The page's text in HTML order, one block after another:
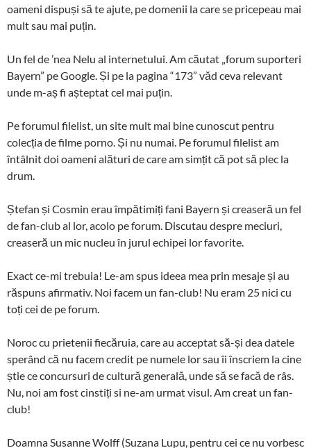
oameni dispuși să te ajute, pe domenii la care se pricepeau mai
mult sau mai puțin.
Un fel de ’nea Nelu al internetului. Am căutat „forum suporteri
Bayern” pe Google. Și pe la pagina “173” văd ceva relevant
unde m-aș fi așteptat cel mai puțin.
Pe forumul filelist, un site mult mai bine cunoscut pentru
colecția de filme porno. Și nu numai. Pe forumul filelist am
întâlnit doi oameni alături de care am simțit că pot să plec la
drum.
Ștefan și Cosmin erau împătimiți fani Bayern și creaseră un fel
de fan-club al lor, acolo pe forum. Discutau despre meciuri,
creaseră un mic nucleu în jurul echipei lor favorite.
Exact ce-mi trebuia! Le-am spus ideea mea prin mesaje și au
răspuns afirmativ. Noi facem un fan-club! Nu eram 25 nici cu
toți cei de pe forum.
Noroc cu prietenii fiecăruia, care au acceptat să-și dea datele
sperând că nu facem credit pe numele lor sau îi înscriem la cine
știe ce concursuri de cultură generală, unde să se facă de râs.
Nu, noi am fost cinstiți si ne-am urmat visul. Am creat un fan-
club!
Doamna Susanne Wolff (Suzana Lupu, pentru cei ce nu vorbesc